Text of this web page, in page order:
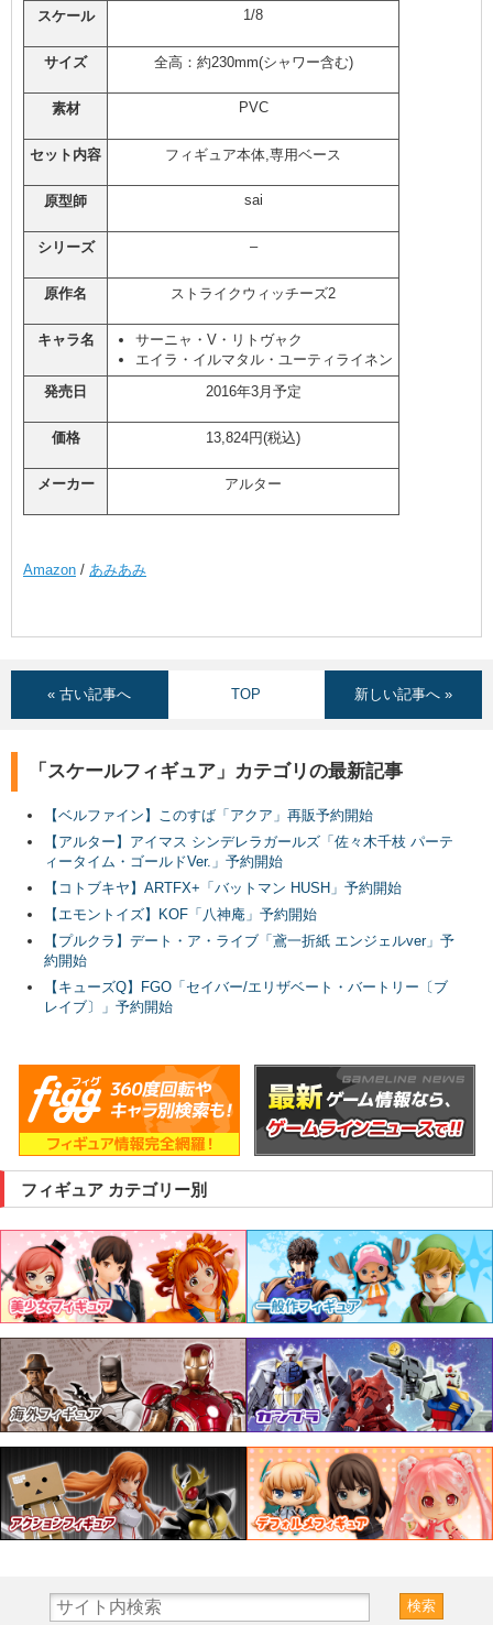
スケール 1/8
サイズ 全高：約230mm(シャワー含む)
素材 PVC
セット内容 フィギュア本体,専用ベース
原型師 sai
シリーズ –
原作名 ストライクウィッチーズ2
キャラ名
サーニャ・V・リトヴャク
エイラ・イルマタル・ユーティライネン
発売日
2016年3月予定
価格 13,824円(税込)
メーカー アルター
Amazon / あみあみ
« 古い記事へ TOP 新しい記事へ »
「スケールフィギュア」カテゴリの最新記事
【ベルファイン】このすば「アクア」再販予約開始
【アルター】アイマス シンデレラガールズ「佐々木千枝 パーテ
ィータイム・ゴールドVer.」予約開始
【コトブキヤ】ARTFX+「バットマン HUSH」予約開始
【エモントイズ】KOF「八神庵」予約開始
【プルクラ】デート・ア・ライブ「鳶一折紙 エンジェルver」予
約開始
【キューズQ】FGO「セイバー/エリザベート・バートリー〔ブ
レイブ〕」予約開始
フィギュア カテゴリー別